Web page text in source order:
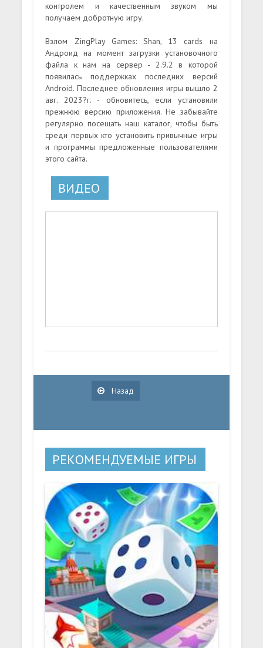
контролем и качественным звуком мы
получаем добротную игру.
Взлом ZingPlay Games: Shan, 13 cards на
Андроид на момент загрузки установочного
файла к нам на сервер - 2.9.2 в которой
появилась поддержках последних версий
Android. Последнее обновления игры вышло 2
авг. 2023?г. - обновитесь, если установили
прежнюю версию приложения. Не забывайте
регулярно посещать наш каталог, чтобы быть
среди первых кто установить привычные игры
и программы предложенные пользователями
этого сайта.
ВИДЕО
Назад
РЕКОМЕНДУЕМЫЕ ИГРЫ